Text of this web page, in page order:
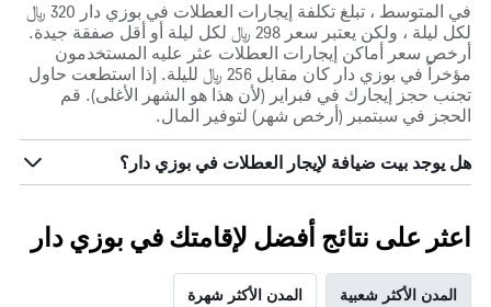
في المتوسط ، تبلغ تكلفة إيجارات العطلات في بوزي دار 320 ﷼
لكل ليلة ، ولكن يعتبر سعر 298 ﷼ لكل ليلة أو أقل صفقة جيدة.
أرخص سعر أماكن إيجارات العطلات عثر عليه المستخدمون
مؤخراً في بوزي دار كان مقابل 256 ﷼ لليلة. إذا استطعت حاول
تجنب حجز إيجارك في فبراير (لأن هذا هو الشهر الأغلى). قم
الحجز في سبتمبر (أرخص شهر) لتوفير المال.
هل يوجد بيت ضيافة لإيجار العطلات في بوزي دار؟
اعثر على نتائج أفضل لإقامتك في بوزي دار
المدن الأكثر شعبية المدن الأكثر شهرة